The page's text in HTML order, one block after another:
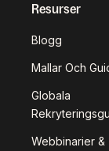
Resurser
Blogg
Mallar Och
Globala
Webbinarier &